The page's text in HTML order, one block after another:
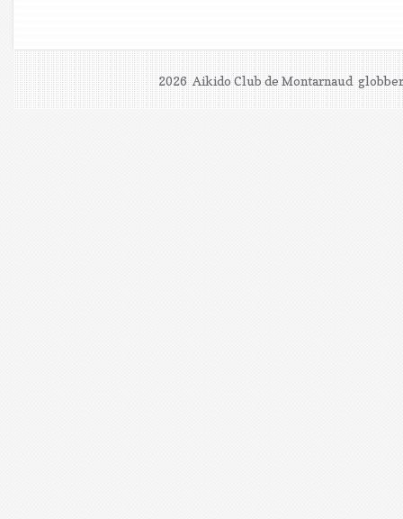
2026 Aikido Club de Montarnaud